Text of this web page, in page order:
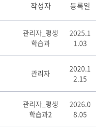
작성자 등록일
관리자_평생
학습과
2025.1
1.03
관리자
2020.1
2.15
관리자_평생
학습과2
2026.0
8.05